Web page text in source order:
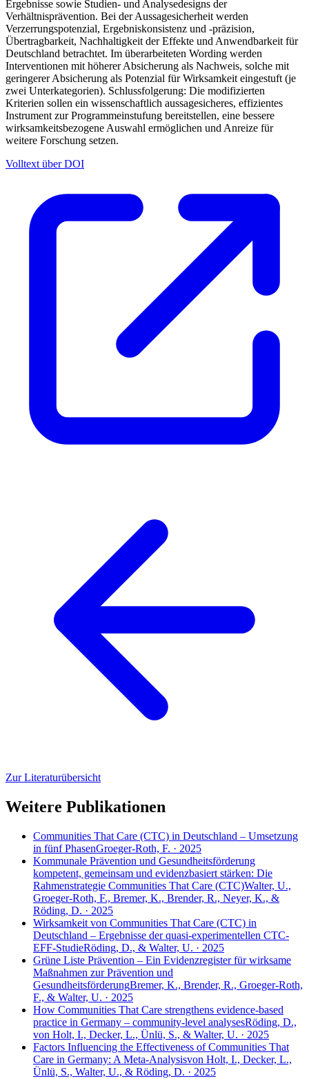
Ergebnisse sowie Studien- und Analysedesigns der
Verhältnisprävention. Bei der Aussagesicherheit werden
Verzerrungspotenzial, Ergebniskonsistenz und -präzision,
Übertragbarkeit, Nachhaltigkeit der Effekte und Anwendbarkeit für
Deutschland betrachtet. Im überarbeiteten Wording werden
Interventionen mit höherer Absicherung als Nachweis, solche mit
geringerer Absicherung als Potenzial für Wirksamkeit eingestuft (je
zwei Unterkategorien). Schlussfolgerung: Die modifizierten
Kriterien sollen ein wissenschaftlich aussagesicheres, effizientes
Instrument zur Programmeinstufung bereitstellen, eine bessere
wirksamkeitsbezogene Auswahl ermöglichen und Anreize für
weitere Forschung setzen.
Volltext über DOI
Zur Literaturübersicht
Weitere Publikationen
Communities That Care (CTC) in Deutschland – Umsetzung
in fünf PhasenGroeger-Roth, F. · 2025
Kommunale Prävention und Gesundheitsförderung
kompetent, gemeinsam und evidenzbasiert stärken: Die
Rahmenstrategie Communities That Care (CTC)Walter, U.,
Groeger-Roth, F., Bremer, K., Brender, R., Neyer, K., &
Röding, D. · 2025
Wirksamkeit von Communities That Care (CTC) in
Deutschland – Ergebnisse der quasi-experimentellen CTC-
EFF-StudieRöding, D., & Walter, U. · 2025
Grüne Liste Prävention – Ein Evidenzregister für wirksame
Maßnahmen zur Prävention und
GesundheitsförderungBremer, K., Brender, R., Groeger-Roth,
F., & Walter, U. · 2025
How Communities That Care strengthens evidence-based
practice in Germany – community-level analysesRöding, D.,
von Holt, I., Decker, L., Ünlü, S., & Walter, U. · 2025
Factors Influencing the Effectiveness of Communities That
Care in Germany: A Meta-Analysisvon Holt, I., Decker, L.,
Ünlü, S., Walter, U., & Röding, D. · 2025